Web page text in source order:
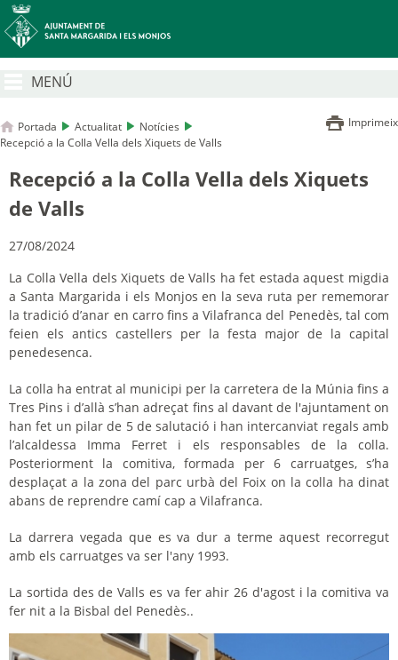
MENÚ
Portada Actualitat
Notícies
Recepció a la Colla Vella dels Xiquets de Valls
Imprimeix
Recepció a la Colla Vella dels Xiquets
de Valls
27/08/2024
La Colla Vella dels Xiquets de Valls ha fet estada aquest migdia
a Santa Margarida i els Monjos en la seva ruta per rememorar
la tradició d’anar en carro fins a Vilafranca del Penedès, tal com
feien els antics castellers per la festa major de la capital
penedesenca.
La colla ha entrat al municipi per la carretera de la Múnia fins a
Tres Pins i d’allà s’han adreçat fins al davant de l'ajuntament on
han fet un pilar de 5 de salutació i han intercanviat regals amb
l’alcaldessa Imma Ferret i els responsables de la colla.
Posteriorment la comitiva, formada per 6 carruatges, s’ha
desplaçat a la zona del parc urbà del Foix on la colla ha dinat
abans de reprendre camí cap a Vilafranca.
La darrera vegada que es va dur a terme aquest recorregut
amb els carruatges va ser l'any 1993.
La sortida des de Valls es va fer ahir 26 d'agost i la comitiva va
fer nit a la Bisbal del Penedès..